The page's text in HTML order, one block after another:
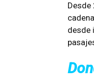
Desde
desde